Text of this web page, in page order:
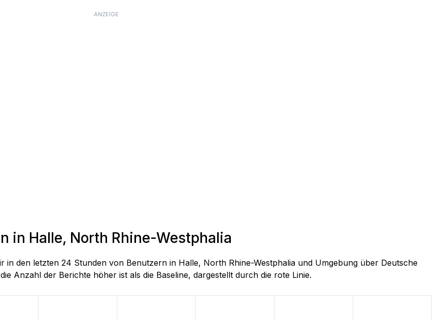
ANZEIGE
in Halle, North Rhine-Westphalia
in den letzten 24 Stunden von Benutzern in Halle, North Rhine-Westphalia und Umgebung über Deutsche
Anzahl der Berichte höher ist als die Baseline, dargestellt durch die rote Linie.